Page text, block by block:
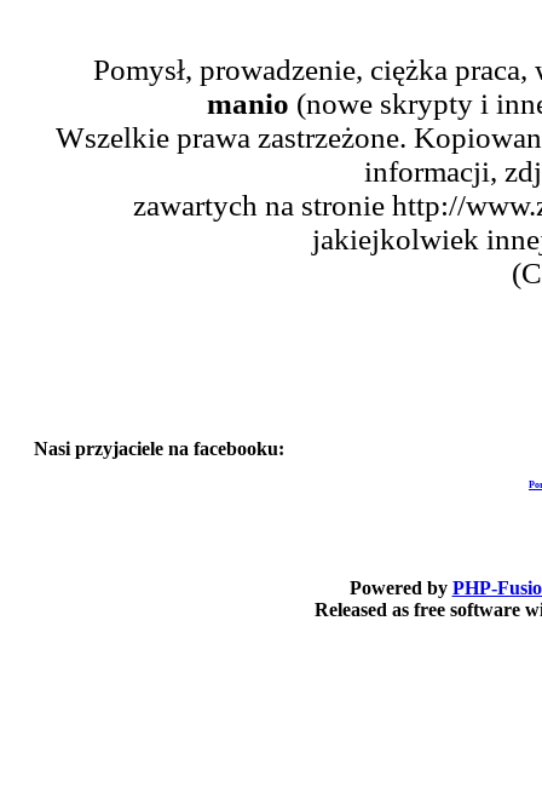
Pomysł, prowadzenie, ciężka
manio (nowe skrypty i
Wszelkie prawa zastrzeżone.
informacji,
zawartych na stronie http://
jakiejkolwiek
Nasi przyjaciele na facebooku:
Powered by PHP-
Released as free software